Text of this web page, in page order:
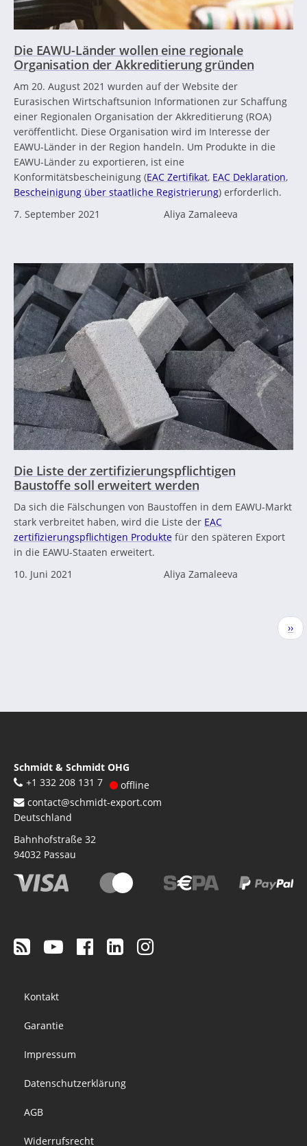
Die EAWU-Länder wollen eine regionale
Organisation der Akkreditierung gründen
Am 20. August 2021 wurden auf der Website der
Eurasischen Wirtschaftsunion Informationen zur Schaffung
einer Regionalen Organisation der Akkreditierung (ROA)
veröffentlicht. Diese Organisation wird im Interesse der
EAWU-Länder in der Region handeln. Um Produkte in die
EAWU-Länder zu exportieren, ist eine
Konformitätsbescheinigung (EAC Zertifikat, EAC Deklaration,
Bescheinigung über staatliche Registrierung) erforderlich.
7. September 2021
Aliya Zamaleeva
Die Liste der zertifizierungspflichtigen
Baustoffe soll erweitert werden
Da sich die Fälschungen von Baustoffen in dem EAWU-Markt
stark verbreitet haben, wird die Liste der EAC
zertifizierungspflichtigen Produkte für den späteren Export
in die EAWU-Staaten erweitert.
10. Juni 2021
Aliya Zamaleeva
››
Schmidt & Schmidt OHG
+1 332 208 131 7
offline
contact@schmidt-export.com
Deutschland
Bahnhofstraße 32
94032 Passau
menu
Kontakt
Garantie
Impressum
Datenschutzerklärung
AGB
Widerrufsrecht